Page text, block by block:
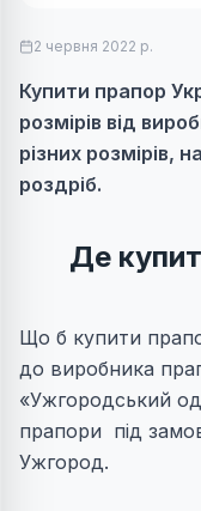
2 червня 2022 р.
Купити прапор
розмірів від
різних розмірів,
роздріб.
Де
Що б купити
до виробника
«Ужгородський
прапори під
Ужгород.